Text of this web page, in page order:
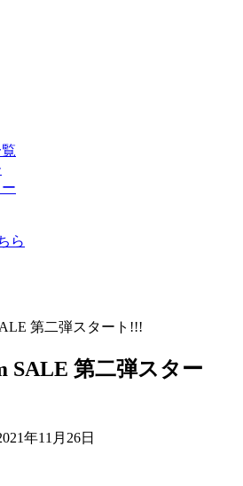
ら
第二弾スタート!!!
SALE 第二弾スター
年11月26日